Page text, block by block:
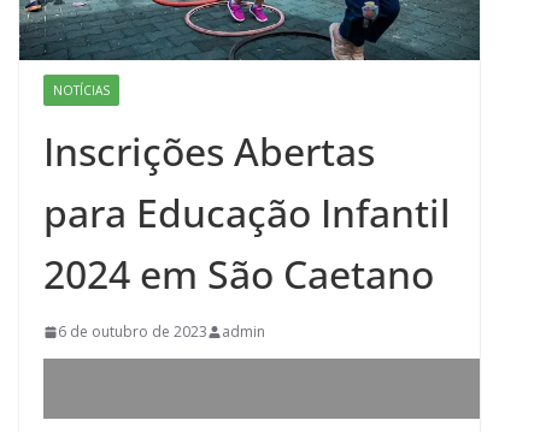
NOTÍCIAS
Inscrições Abertas
para Educação Infantil
2024 em São Caetano
6 de outubro de 2023 admin